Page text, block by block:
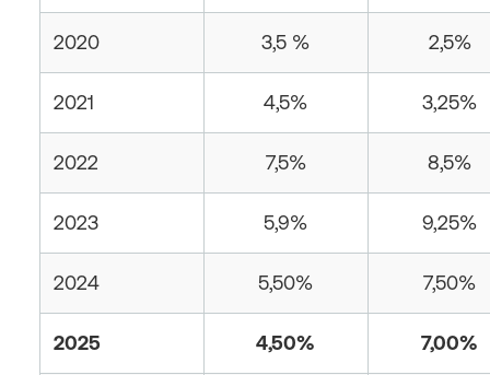
2020 3,5 % 2,5%
2021 4,5% 3,25%
2022 7,5% 8,5%
2023 5,9% 9,25%
2024 5,50% 7,50%
2025 4,50% 7,00%